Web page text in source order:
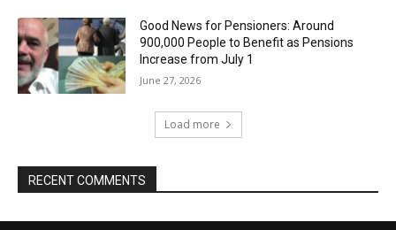
Good News for Pensioners: Around
900,000 People to Benefit as Pensions
Increase from July 1
June 27, 2026
Load more
RECENT COMMENTS